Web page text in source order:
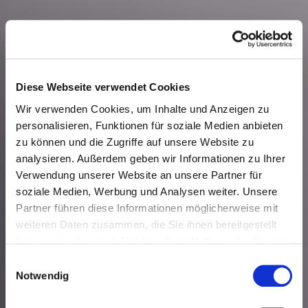
Diese Webseite verwendet Cookies
Wir verwenden Cookies, um Inhalte und Anzeigen zu
personalisieren, Funktionen für soziale Medien anbieten
zu können und die Zugriffe auf unsere Website zu
analysieren. Außerdem geben wir Informationen zu Ihrer
Verwendung unserer Website an unsere Partner für
soziale Medien, Werbung und Analysen weiter. Unsere
Partner führen diese Informationen möglicherweise mit
weiteren Daten zusammen, die Sie ihnen bereitgestellt
Notwendig